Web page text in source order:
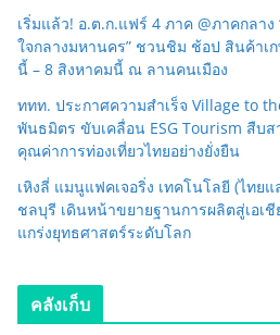
เริ่มแล้ว! อ.ต.ก.แฟร์ 4 ภาค @ภาคกลา
ใจกลางมหานคร” ชวนชิม ช้อป สินค้าเ
นี้ – 8 สิงหาคมนี้ ณ ลานคนเมือง
ททท. ประกาศความสำเร็จ Village to
พันธมิตร ขับเคลื่อน ESG Tourism สืบ
คุณค่าการท่องเที่ยวไทยอย่างยั่งยืน
เหิงลี่ แมนูแฟคเจอริ่ง เทคโนโลยี (ไทย
ชลบุรี เดินหน้าขยายฐานการผลิตสู่เอเชี
แกร่งยุทธศาสตร์ระดับโลก
คลังเก็บ